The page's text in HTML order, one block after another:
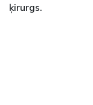
ķirurgs.